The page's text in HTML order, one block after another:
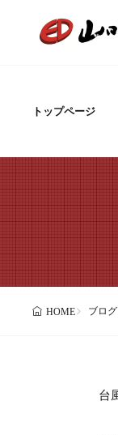
トップページ
HOME ブログ
台